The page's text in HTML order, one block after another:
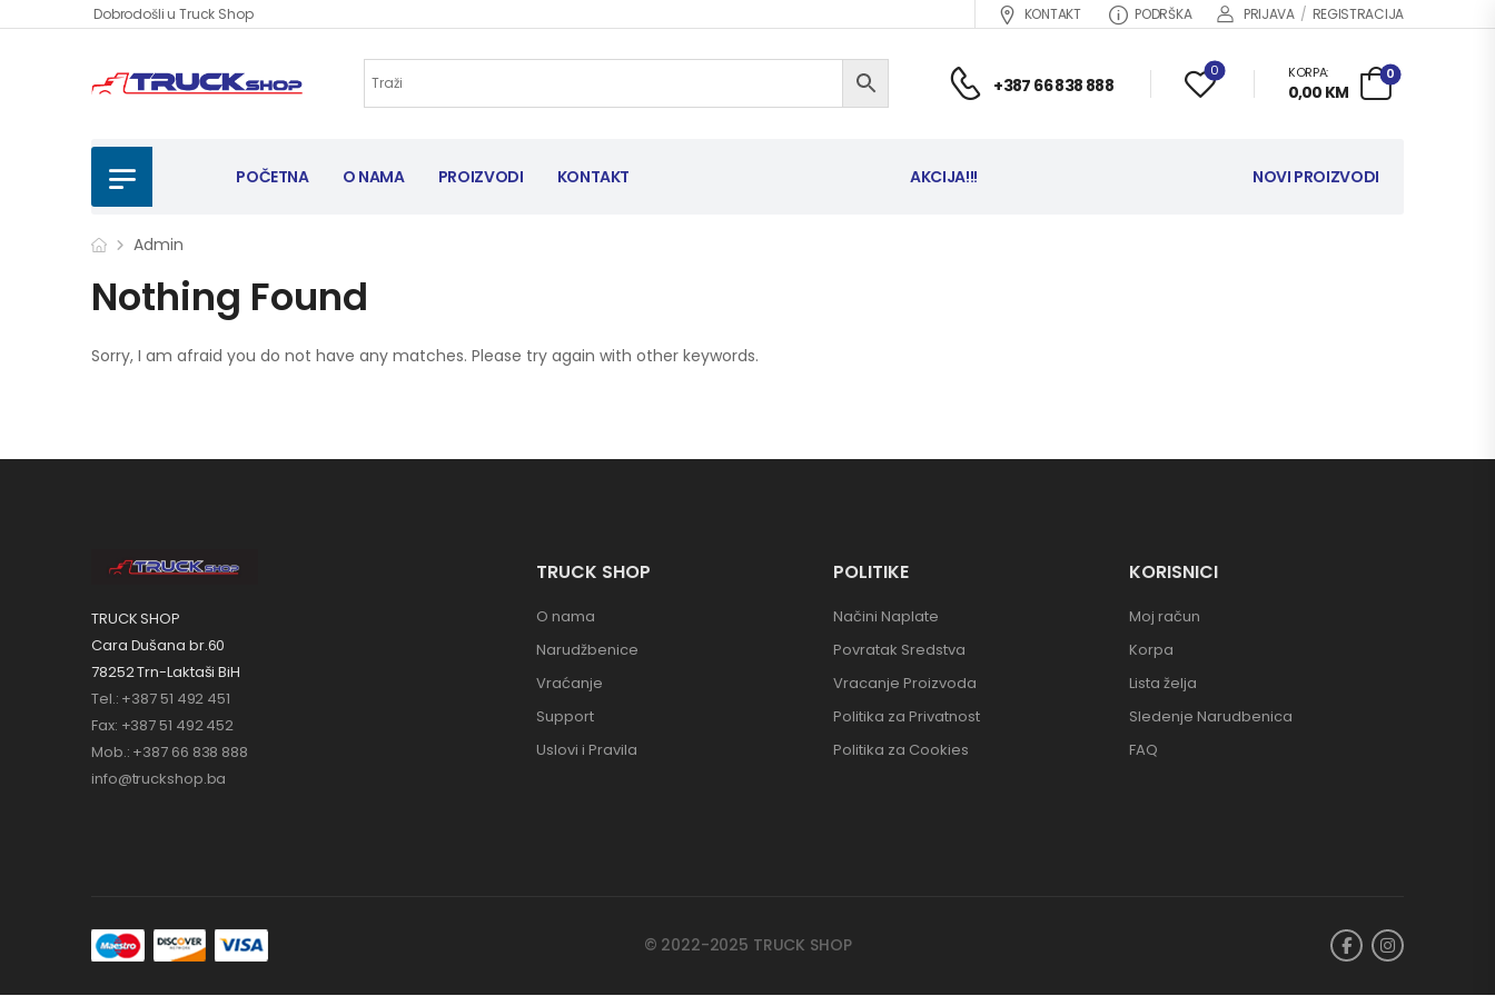
Dobrodošli u Truck Shop KONTAKT PODRŠKA PRIJAVA / REGISTRACIJA
+387 66 838 888
0 KORPA:
0,00 KM
0
POČETNA O NAMA PROIZVODI KONTAKT AKCIJA!!! NOVI PROIZVODI
Admin
Nothing Found
Sorry, I am afraid you do not have any matches. Please try again with other keywords.
TRUCK SHOP
Cara Dušana br.60
78252 Trn-Laktaši BiH
Tel.: +387 51 492 451
Fax: +387 51 492 452
Mob.: +387 66 838 888
info@truckshop.ba
TRUCK SHOP
O nama
Narudžbenice
Vraćanje
Support
Uslovi i Pravila
POLITIKE
Načini Naplate
Povratak Sredstva
Vracanje Proizvoda
Politika za Privatnost
Politika za Cookies
KORISNICI
Moj račun
Korpa
Lista želja
Sledenje Narudbenica
FAQ
© 2022-2025 TRUCK SHOP